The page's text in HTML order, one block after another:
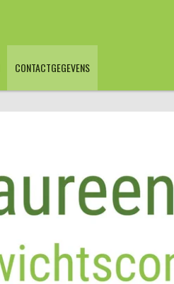
CONTACTGEGEVENS